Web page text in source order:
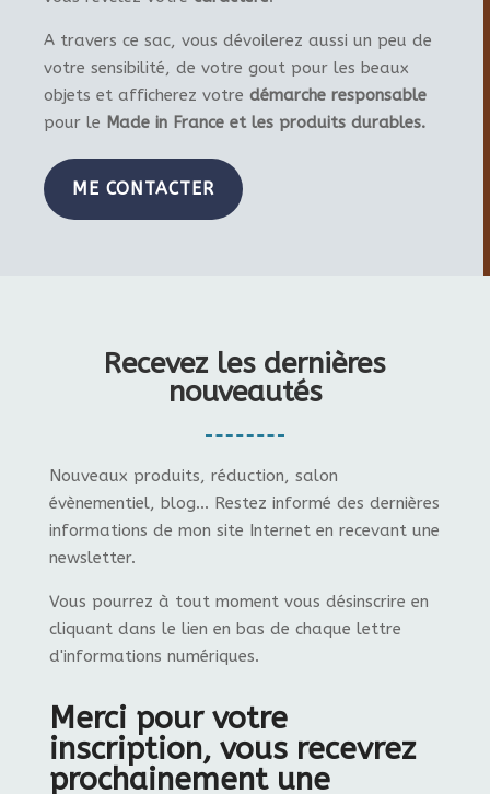
A travers ce sac, vous dévoilerez aussi un peu de
votre sensibilité, de votre gout pour les beaux
objets et afficherez votre démarche responsable
pour le Made in France et les produits durables.
ME CONTACTER
Recevez les dernières
nouveautés
Nouveaux produits, réduction, salon
évènementiel, blog... Restez informé des dernières
informations de mon site Internet en recevant une
newsletter.
Vous pourrez à tout moment vous désinscrire en
cliquant dans le lien en bas de chaque lettre
d'informations numériques.
Merci pour votre
inscription, vous recevrez
prochainement une